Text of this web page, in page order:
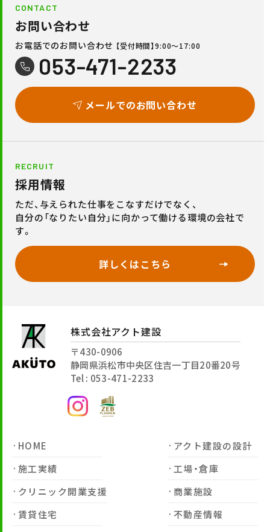
CONTACT
お問い合わせ
お電話でのお問い合わせ 【受付時間】9:00〜17:00
053-471-2233
メールでのお問い合わせ
RECRUIT
採用情報
ただ、与えられた仕事をこなすだけでなく、
自分の「なりたい自分」に向かって働ける環境の会社で
す。
詳しくはこちら
株式会社アクト建設
〒430-0906
静岡県浜松市中央区住吉一丁目20番20号
Tel : 053-471-2233
HOME
アクト建設の設計
施工実績
工場・倉庫
クリニック開業支援
商業施設
賃貸住宅
不動産情報